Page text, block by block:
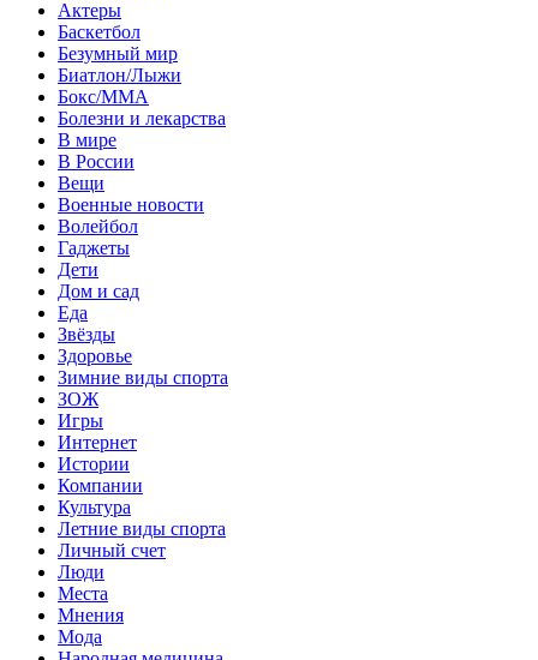
Актеры
Баскетбол
Безумный мир
Биатлон/Лыжи
Бокс/MMA
Болезни и лекарства
В мире
В России
Вещи
Военные новости
Волейбол
Гаджеты
Дети
Дом и сад
Еда
Звёзды
Здоровье
Зимние виды спорта
ЗОЖ
Игры
Интернет
Истории
Компании
Культура
Летние виды спорта
Личный счет
Люди
Места
Мнения
Мода